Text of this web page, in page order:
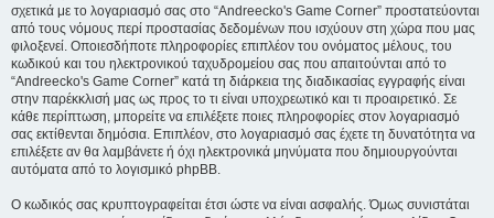
σχετικά με το λογαριασμό σας στο “Andreecko's Game Corner” προστατεύονται
από τους νόμους περί προστασίας δεδομένων που ισχύουν στη χώρα που μας
φιλοξενεί. Οποιεσδήποτε πληροφορίες επιπλέον του ονόματος μέλους, του
κωδικού και του ηλεκτρονικού ταχυδρομείου σας που απαιτούνται από το
“Andreecko's Game Corner” κατά τη διάρκεια της διαδικασίας εγγραφής είναι
στην παρέκκλισή μας ως προς το τι είναι υποχρεωτικό και τι προαιρετικό. Σε
κάθε περίπτωση, μπορείτε να επιλέξετε ποιες πληροφορίες στον λογαριασμό
σας εκτίθενται δημόσια. Επιπλέον, στο λογαριασμό σας έχετε τη δυνατότητα να
επιλέξετε αν θα λαμβάνετε ή όχι ηλεκτρονικά μηνύματα που δημιουργούνται
αυτόματα από το λογισμικό phpBB.
Ο κωδικός σας κρυπτογραφείται έτσι ώστε να είναι ασφαλής. Όμως συνιστάται